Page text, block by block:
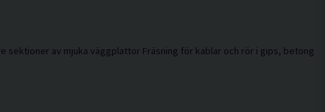
sektioner av mjuka väggplattor Fräsning för kablar och rör i gips, betong